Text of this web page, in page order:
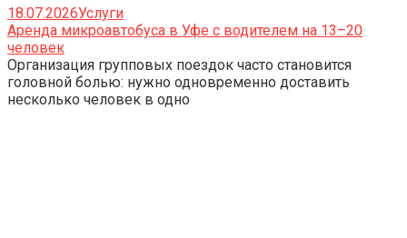
18.07.2026Услуги
Аренда микроавтобуса в Уфе с водителем на 13–20
человек
Организация групповых поездок часто становится
головной болью: нужно одновременно доставить
несколько человек в одно